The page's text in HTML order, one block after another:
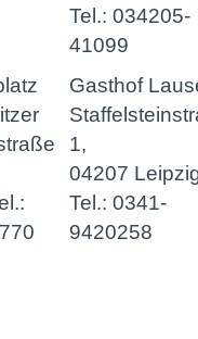
Tel.: 034205-
41099
Gasthof
1,
04207
Tel.: 0341-
9420258